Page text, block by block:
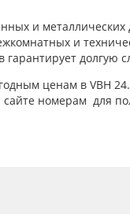
и металлических
и
долгую
ценам в VBH
номерам для